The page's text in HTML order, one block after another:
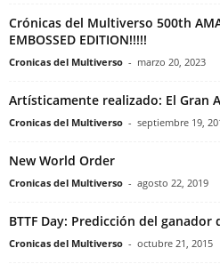
Crónicas del Multiverso 500th
EMBOSSED EDITION!!!!!
Cronicas del Multiverso - marzo 20, 2023
Artísticamente realizado: El Gran
Cronicas del Multiverso - septiembre 19,
New World Order
Cronicas del Multiverso - agosto 22, 2019
BTTF Day: Predicción del ganador
Cronicas del Multiverso - octubre 21, 2015